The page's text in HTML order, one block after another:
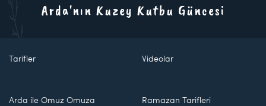
Arda'nın Kuzey Kutbu Güncesi
Tarifler Videolar
Arda ile Omuz Omuza Ramazan Tarifleri